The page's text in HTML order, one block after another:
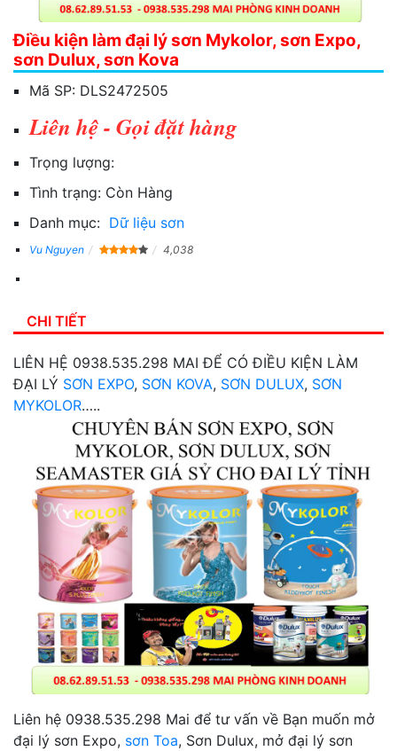
Điều kiện làm đại lý sơn Mykolor, sơn Expo,
sơn Dulux, sơn Kova
Mã SP: DLS2472505
Liên hệ - Gọi đặt hàng
Trọng lượng:
Tình trạng: Còn Hàng
Danh mục: Dữ liệu sơn
Vu Nguyen 4,038
CHI TIẾT
LIÊN HỆ 0938.535.298 MAI ĐỂ CÓ ĐIỀU KIỆN LÀM
ĐẠI LÝ SƠN EXPO, SƠN KOVA, SƠN DULUX, SƠN
MYKOLOR…..
Liên hệ 0938.535.298 Mai để tư vấn về Bạn muốn mở
đại lý sơn Expo, sơn Toa, Sơn Dulux, mở đại lý sơn